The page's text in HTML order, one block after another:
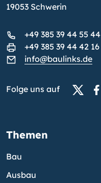
19053 Schwerin
+49 385 39 44 55 44
+49 385 39 44 42 16
info@baulinks.de
Folge uns auf
Themen
Bau
Ausbau